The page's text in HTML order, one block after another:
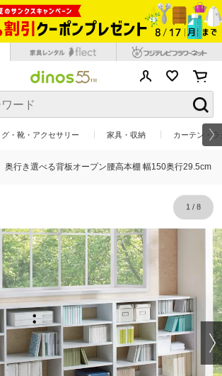
グ・靴・アクセサリー 家具・収納 カーテン・
奥行き選べる背板オープン腰高本棚 幅150奥行29.5cm
1/ 8